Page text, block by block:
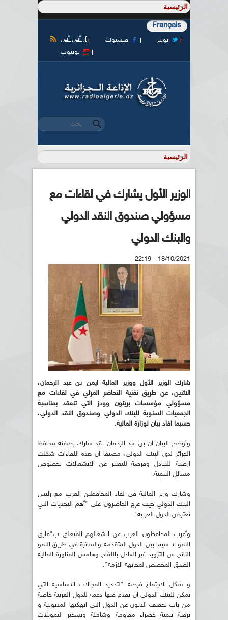
Français
آر أس أس فيسبوك
تويتر
يوتيوب
استمارة البحث
‏بحث ‏
الوزير الأول يشارك في لقاءات مع
مسؤولي صندوق النقد الدولي
والبنك الدولي
18/10/2021 - 22:19
شارك الوزير الأول ووزير المالية ايمن بن عبد الرحمان،
الاثنين، عن طريق تقنية التحاضر المرئي في لقاءات مع
مسؤولي مؤسسات بريتون وودز التي تنعقد بمناسبة
الجمعيات السنوية للبنك الدولي وصندوق النقد الدولي،
حسبما افاد بيان لوزارة المالية.
وأوضح البيان أن بن عبد الرحمان، قد شارك بصفته محافظ
الجزائر لدى البنك الدولي، مضيفا ان هذه اللقاءات شكلت
ارضية للتبادل وفرصة للتعبير عن الانشغالات بخصوص
مسائل التنمية.
وشارك وزير المالية في لقاء المحافظين العرب مع رئيس
البنك الدولي حيث عرج الحاضرون على "أهم التحديات التي
تعترض الدول العربية".
وأعرب المحافظون العرب عن انشغالهم المتعلق ب"فارق
النمو لا سيما بين الدول المتقدمة والسائرة في طريق النمو
الناتج عن التزويد غير العادل باللقاح وهامش المناورة المالية
الضيق المخصص لمجابهة الازمة".
و شكل الاجتماع فرصة "لتحديد المجالات الاساسية التي
يمكن للبنك الدولي ان يقدم فيها دعمه للدول العربية خاصة
من باب تخفيف الديون عن الدول التي انهكتها المديونية و
ترقية تنمية خضراء مقاومة وشاملة وتسخير التمويلات